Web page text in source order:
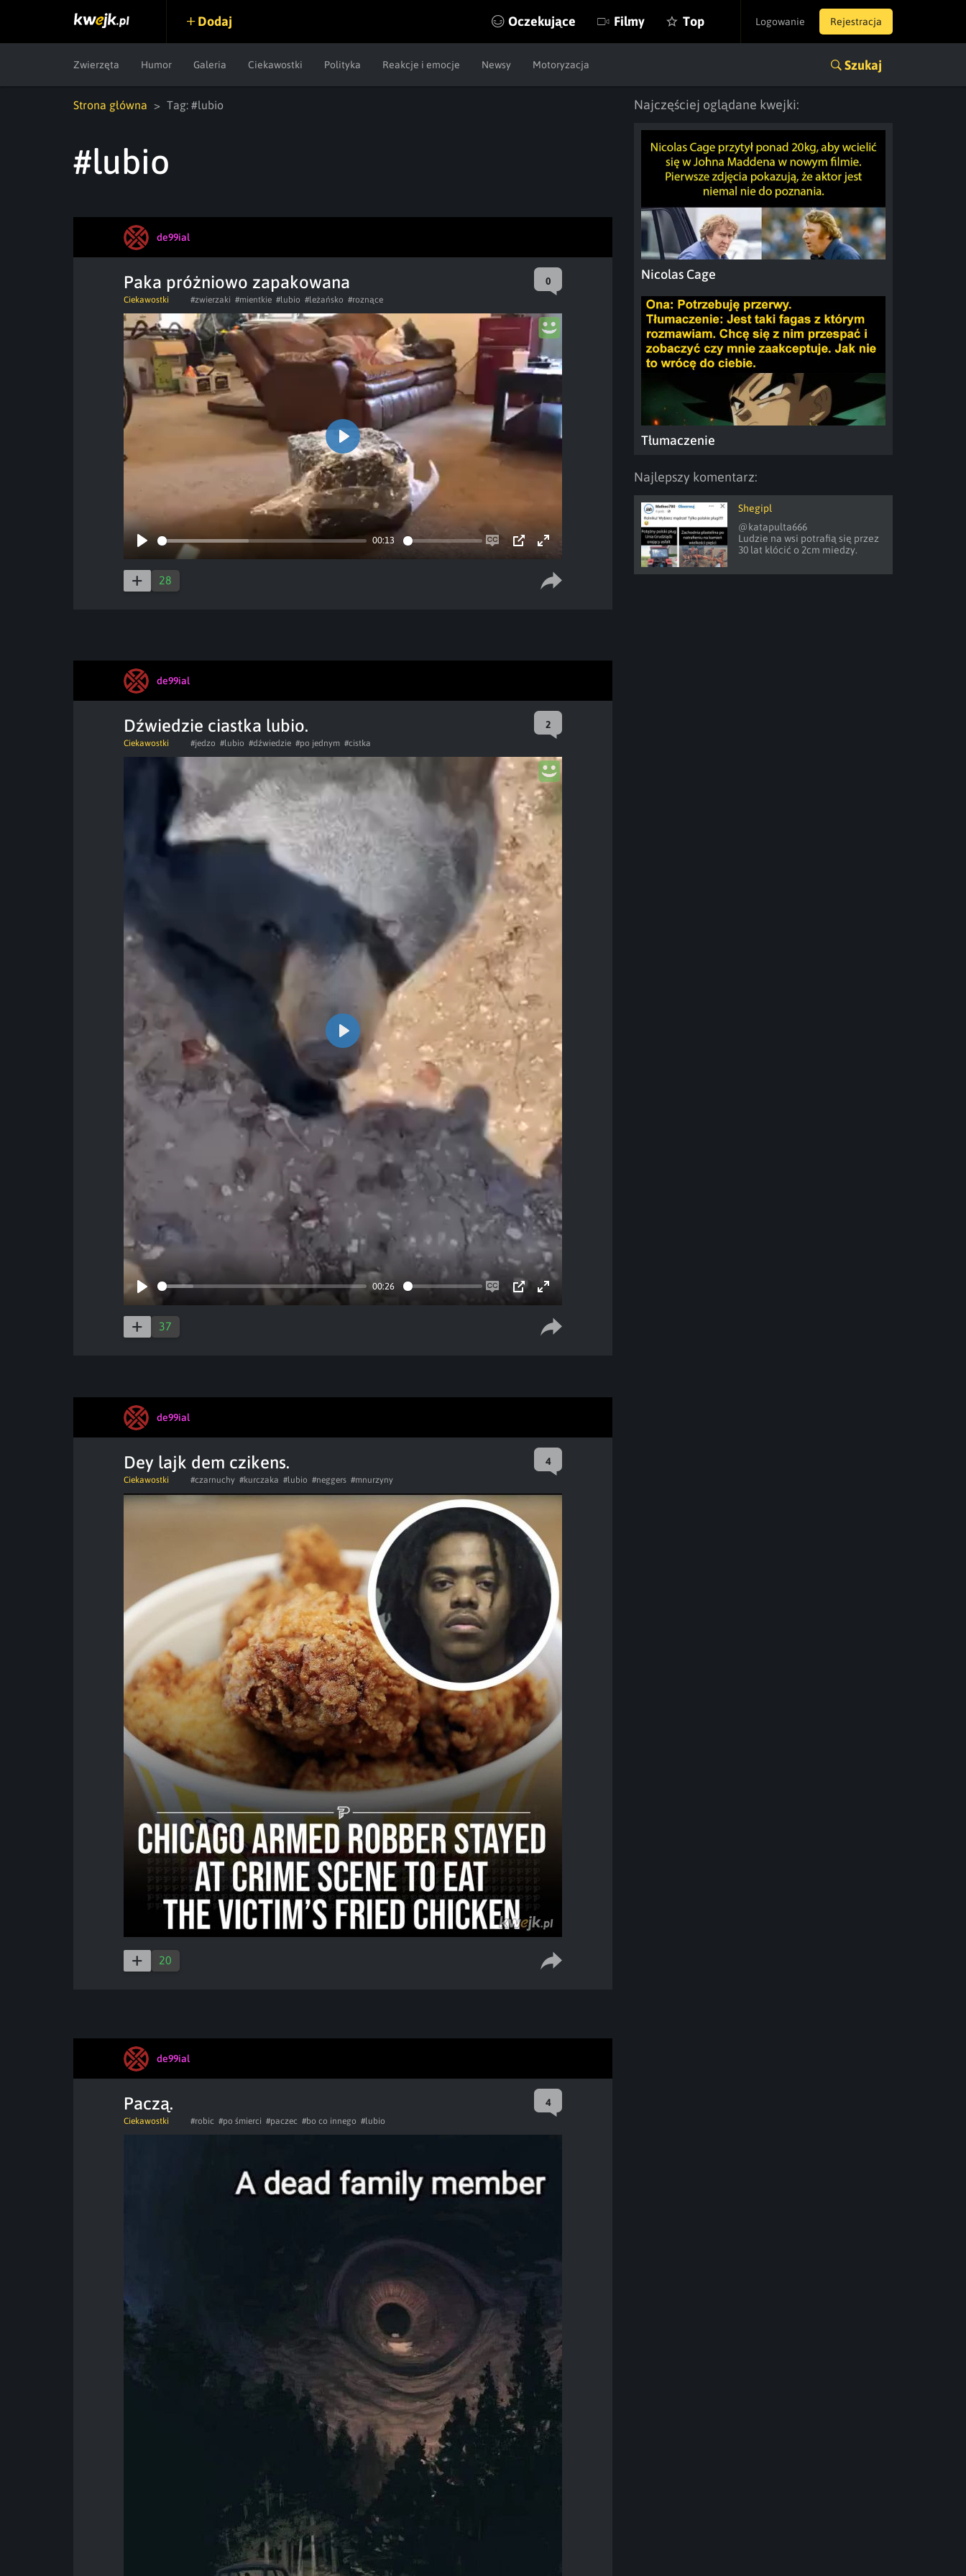
Logowanie Rejestracja
Dodaj Oczekujące Filmy Top
Zwierzęta Humor Galeria Ciekawostki Polityka Reakcje i emocje Newsy Motoryzacja Szukaj
Strona główna Tag: #lubio
#lubio
de99ial
Paka próżniowo zapakowana 0
Ciekawostki #zwierzaki #mientkie #lubio #leżańsko #roznące
00:13
fullscreen
Play
28
de99ial
Dźwiedzie ciastka lubio. 2
Ciekawostki #jedzo #lubio #dźwiedzie #po jednym #cistka
00:26
EnablePIP
fullscreen
Play
37
de99ial
Dey lajk dem czikens. 4
Ciekawostki #czarnuchy #kurczaka #lubio #neggers #mnurzyny
20
de99ial
Paczą. 4
Ciekawostki #robic #po śmierci #paczec #bo co innego #lubio
Najczęściej oglądane kwejki:
Nicolas Cage
Tłumaczenie
Najlepszy komentarz:
Shegipl
@katapulta666
Ludzie na wsi potrafią się przez
30 lat kłócić o 2cm miedzy.